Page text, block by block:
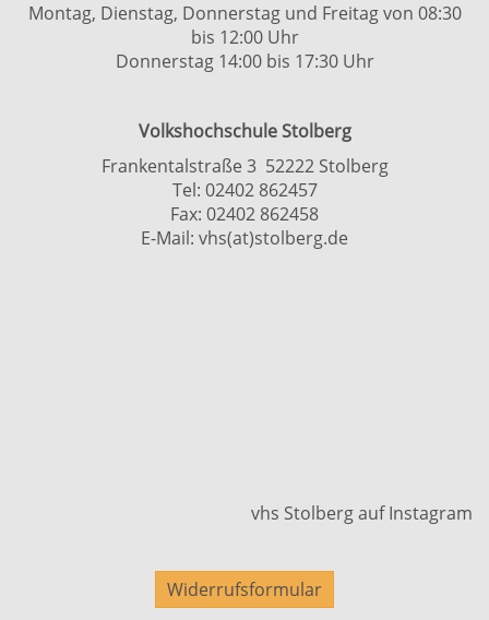
Montag, Dienstag, Donnerstag und Freitag von 08:30
bis 12:00 Uhr
Donnerstag 14:00 bis 17:30 Uhr
Volkshochschule Stolberg
Frankentalstraße 3 52222 Stolberg
Tel: 02402 862457
Fax: 02402 862458
E-Mail: vhs(at)stolberg.de
vhs Stolberg auf Instagram
Widerrufsformular